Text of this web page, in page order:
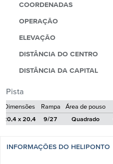
COORDENADAS
OPERAÇÃO
ELEVAÇÃO
DISTÂNCIA DO CENTRO
DISTÂNCIA DA CAPITAL
Pista
Dimensões Rampa Área de pouso
20,4 x 20,4 9/27 Quadrado
INFORMAÇÕES DO HELIPONTO